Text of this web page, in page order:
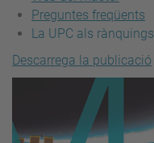
Preguntes freqüents
La UPC als rànquings
Descarrega la publicació